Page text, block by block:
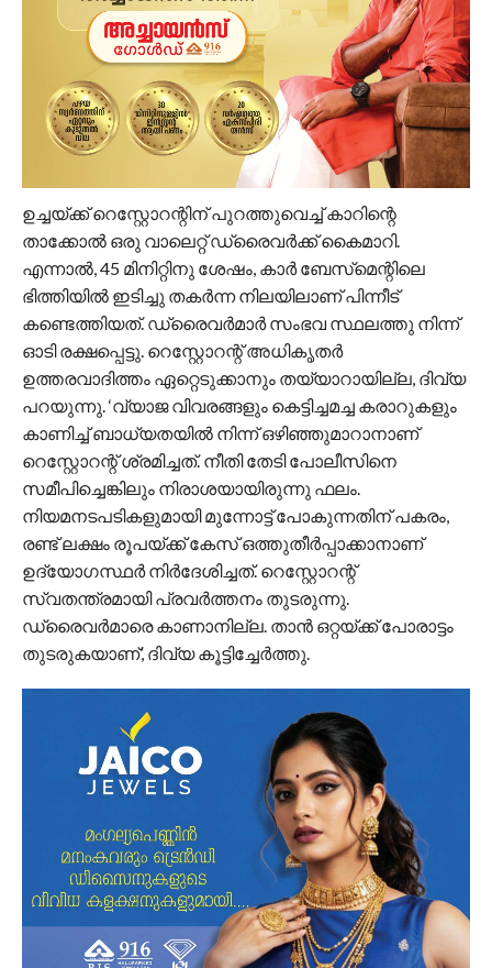
ഉച്ചയ്ക്ക് റെസ്റ്റോറന്റിന് പുറത്തുവെച്ച് കാറിന്റെ
താക്കോൽ ഒരു വാലെറ്റ് ഡ്രൈവർക്ക് കൈമാറി.
എന്നാൽ, 45 മിനിറ്റിനു ശേഷം, കാർ ബേസ്‌മെന്റിലെ
ഭിത്തിയിൽ ഇടിച്ചു തകർന്ന നിലയിലാണ് പിന്നീട്
കണ്ടെത്തിയത്. ഡ്രൈവർമാർ സംഭവ സ്ഥലത്തു നിന്ന്
ഓടി രക്ഷപ്പെട്ടു. റെസ്റ്റോറന്റ് അധികൃതർ
ഉത്തരവാദിത്തം ഏറ്റെടുക്കാനും തയ്യാറായില്ല, ദിവ്യ
പറയുന്നു. ‘വ്യാജ വിവരങ്ങളും കെട്ടിച്ചമച്ച കരാറുകളും
കാണിച്ച് ബാധ്യതയിൽ നിന്ന് ഒഴിഞ്ഞുമാറാനാണ്
റെസ്റ്റോറന്റ് ശ്രമിച്ചത്. നീതി തേടി പോലീസിനെ
സമീപിച്ചെങ്കിലും നിരാശയായിരുന്നു ഫലം.
നിയമനടപടികളുമായി മുന്നോട്ട് പോകുന്നതിന് പകരം,
രണ്ട് ലക്ഷം രൂപയ്ക്ക് കേസ് ഒത്തുതീർപ്പാക്കാനാണ്
ഉദ്യോഗസ്ഥർ നിർദേശിച്ചത്. റെസ്റ്റോറന്റ്
സ്വതന്ത്രമായി പ്രവർത്തനം തുടരുന്നു.
ഡ്രൈവർമാരെ കാണാനില്ല. താൻ ഒറ്റയ്ക്ക് പോരാട്ടം
തുടരുകയാണ്’, ദിവ്യ കൂട്ടിച്ചേർത്തു.